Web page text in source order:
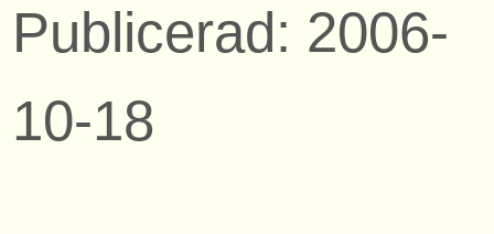
Publicerad: 2006-
10-18